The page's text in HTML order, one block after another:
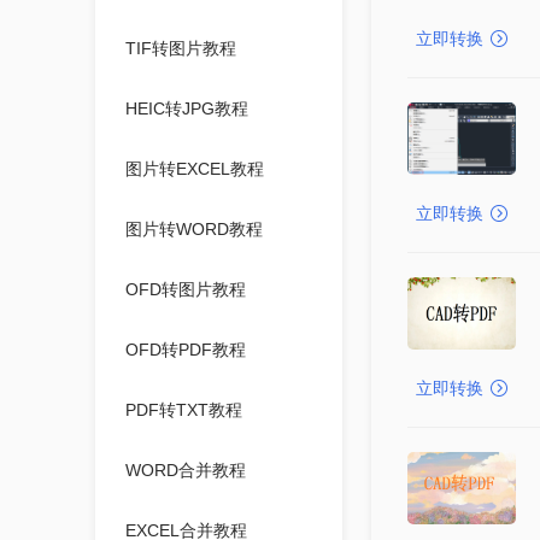
TIF转图片教程
HEIC转JPG教程
图片转EXCEL教程
图片转WORD教程
OFD转图片教程
OFD转PDF教程
PDF转TXT教程
WORD合并教程
EXCEL合并教程
立即转换
立即转换
立即转换